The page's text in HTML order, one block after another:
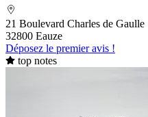
21 Boulevard Charles de Gaulle
32800 Eauze
Déposez le premier avis !
top notes